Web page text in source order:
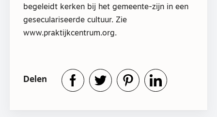
begeleidt kerken bij het gemeente-zijn in een
geseculariseerde cultuur. Zie
www.praktijkcentrum.org.
Delen